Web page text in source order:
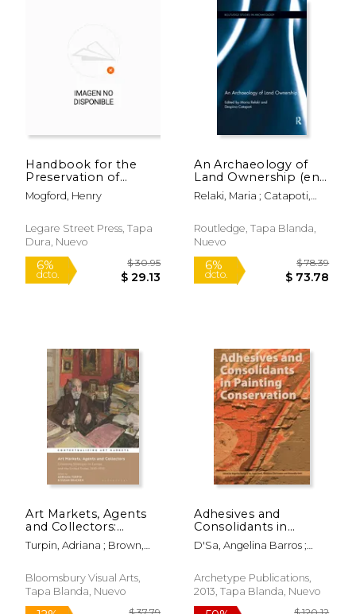
dcto. $ 37.83 dcto.
6%
dcto. $ 210.82
50%
dcto.
Handbook for the
Preservation of
Pictures: Containing
Practical Instructions
Repairing, and
Restoring Oil
Remark (en Inglés)
Mogford, Henry
Legare Street Press, Tapa
Dura, Nuevo
An Archaeology of
Land Ownership (en
Inglés)
Relaki, Maria ; Catapoti,
Routledge, Tapa Blanda,
Nuevo
Art Markets, Agents
and Collectors:
Collecting Strategies
in Europe and the
1950 (en Inglés)
Turpin, Adriana ; Brown,
Bloomsbury Visual Arts,
Tapa Blanda, Nuevo
Adhesives and
Consolidants in
Painting
Conservation (en
D'Sa, Angelina Barros ;
Alexandra
Archetype Publications,
2013, Tapa Blanda, Nuevo